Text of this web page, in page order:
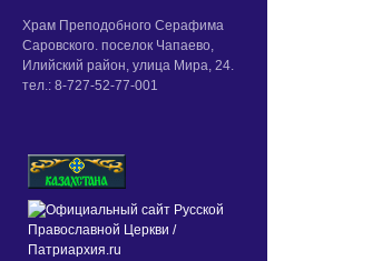
Храм Преподобного Серафима
Саровского. поселок Чапаево,
Илийский район, улица Мира, 24.
тел.: 8-727-52-77-001